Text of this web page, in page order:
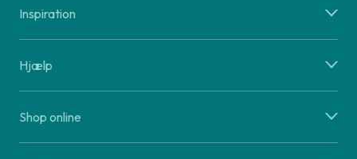
Inspiration
Hjælp
Shop online